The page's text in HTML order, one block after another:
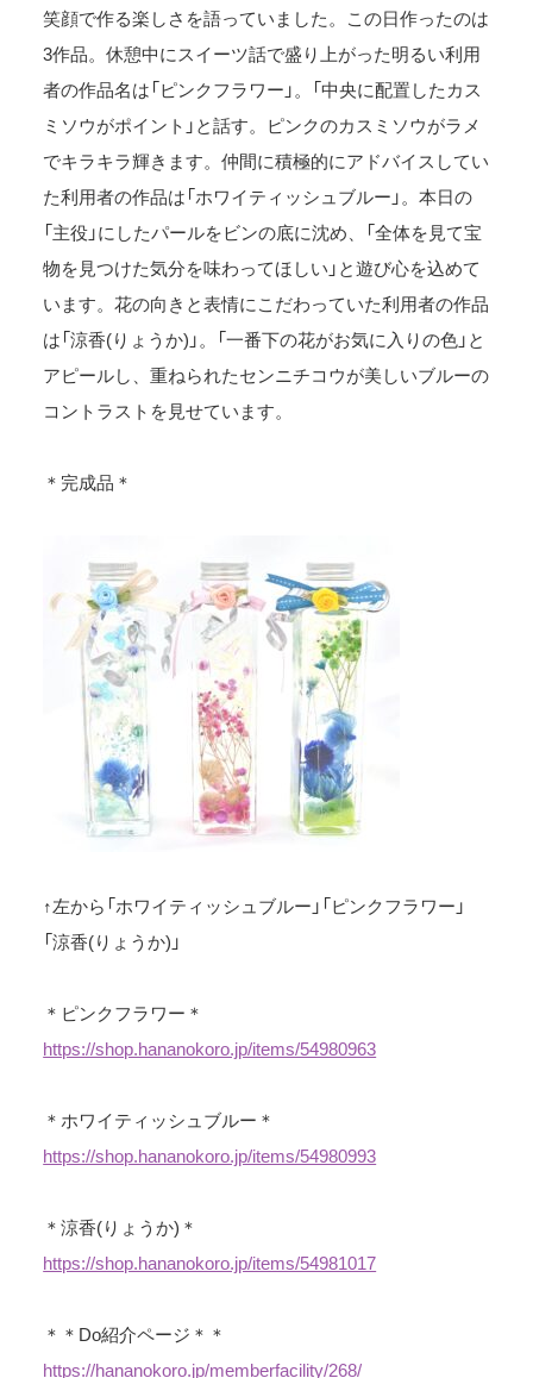
笑顔で作る楽しさを語っていました。この日作ったのは
3作品。休憩中にスイーツ話で盛り上がった明るい利用
者の作品名は「ピンクフラワー」。「中央に配置したカス
ミソウがポイント」と話す。ピンクのカスミソウがラメ
でキラキラ輝きます。仲間に積極的にアドバイスしてい
た利用者の作品は「ホワイティッシュブルー」。本日の
「主役」にしたパールをビンの底に沈め、「全体を見て宝
物を見つけた気分を味わってほしい」と遊び心を込めて
います。花の向きと表情にこだわっていた利用者の作品
は「涼香(りょうか)」。「一番下の花がお気に入りの色」と
アピールし、重ねられたセンニチコウが美しいブルーの
コントラストを見せています。
＊完成品＊
↑左から「ホワイティッシュブルー」「ピンクフラワー」
「涼香(りょうか)」
＊ピンクフラワー＊
https://shop.hananokoro.jp/items/54980963
＊ホワイティッシュブルー＊
https://shop.hananokoro.jp/items/54980993
＊涼香(りょうか)＊
https://shop.hananokoro.jp/items/54981017
＊＊Do紹介ページ＊＊
https://hananokoro.jp/memberfacility/268/